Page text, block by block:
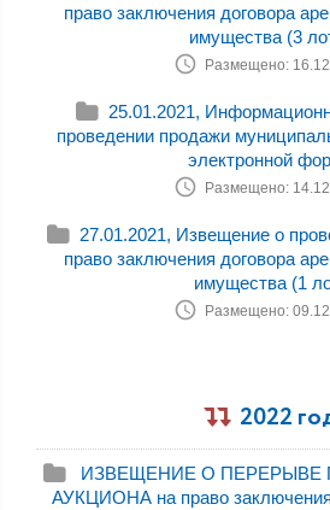
право заключения договора
имущества (3
Размещено:
25.01.2021,
проведении продажи
электронной
Размещено:
27.01.2021, Извещение о
право заключения договора
имущества (1
Размещено:
2022
ИЗВЕЩЕНИЕ О ПЕРЕРЫВЕ
АУКЦИОНА на право